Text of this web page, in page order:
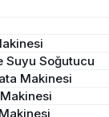
Suyu Soğutucu
Makinesi